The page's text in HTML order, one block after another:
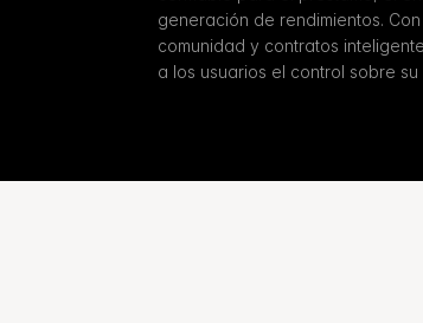
generación de rendimientos.
comunidad y contratos
a los usuarios el control sobre